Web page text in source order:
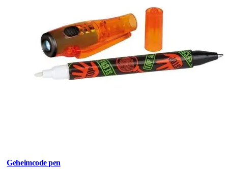
Geheimcode pen